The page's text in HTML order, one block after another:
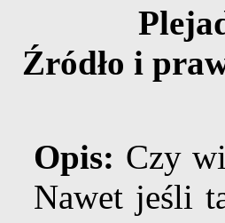
Źródło i
Opis: Czy
Nawet jeśli